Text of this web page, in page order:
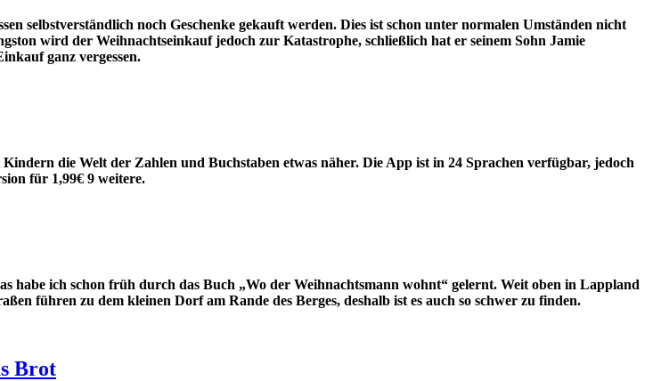
selbstverständlich noch Geschenke gekauft werden. Dies ist schon unter normalen Umständen nicht
wird der Weihnachtseinkauf jedoch zur Katastrophe, schließlich hat er seinem Sohn Jamie
ganz vergessen.
die Welt der Zahlen und Buchstaben etwas näher. Die App ist in 24 Sprachen verfügbar, jedoch
für 1,99€ 9 weitere.
ich schon früh durch das Buch „Wo der Weihnachtsmann wohnt“ gelernt. Weit oben in Lappland
führen zu dem kleinen Dorf am Rande des Berges, deshalb ist es auch so schwer zu finden.
Brot